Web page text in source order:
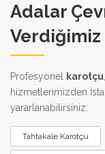
Adalar
Profesyonel karotçu
hizmetlerimizden
yararlanabilirsiniz:
Tahtakale Karotçu